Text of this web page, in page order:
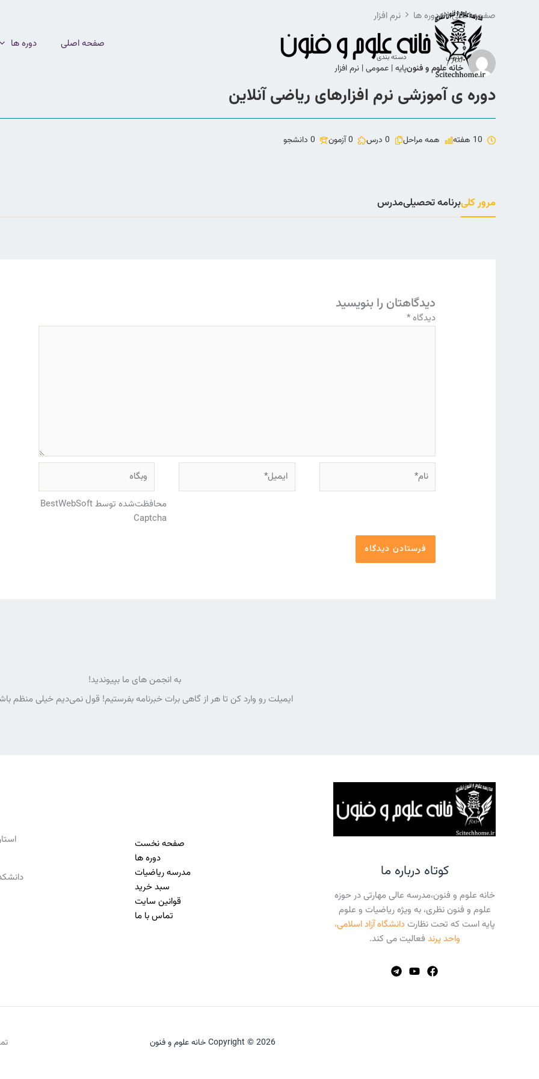
صفحه اصلی دوره ها
صفحه اصلی دوره ها نرم افزار
مدرس
خانه علوم و فنون
دسته بندی
پایه| عمومی| نرم افزار
دوره ی آموزشی نرم افزارهای ریاضی آنلاین
10 هفته همه مراحل 0 درس 0 آزمون 0 دانشجو
مرور کلیبرنامه تحصیلیمدرس
دیدگاهتان را بنویسید
دیدگاه*
وبگاه
محافظت‌شده توسط BestWebSoft
Captcha
به انجمن های ما بپیوندید!
ایمیلت رو وارد کن تا هر از گاهی برات خبرنامه بفرستیم! قول نمی‌دیم خیلی منظم
کوتاه درباره ما
خانه علوم و فنون،مدرسه عالی مهارتی در حوزه
علوم و فنون نظری، به ویژه ریاضیات و علوم
پایه است که تحت نظارتدانشگاه آزاد اسلامی،
واحد پرند فعالیت می کند.
صفحه نخست
دوره ها
مدرسه ریاضیات
سبد خرید
قوانین سایت
تماس با ما
استان
Copyright © 2026 خانه علوم و فنون